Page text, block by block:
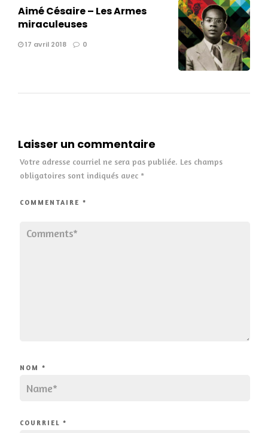
Aimé Césaire – Les Armes
miraculeuses
17 avril 2018 0
Laisser un commentaire
Votre adresse courriel ne sera pas publiée. Les champs
obligatoires sont indiqués avec *
COMMENTAIRE *
NOM *
COURRIEL *